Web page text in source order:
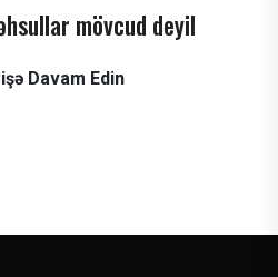
mövcud deyil
Davam Edin